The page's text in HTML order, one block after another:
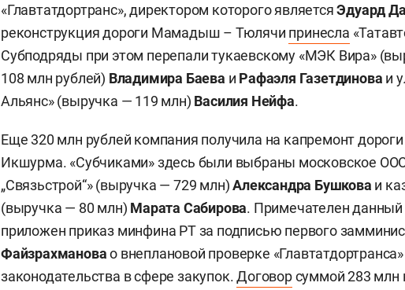
«Главтатдортранс», директором которого являетсяЭдуард
реконструкция дороги Мамадыш – Тюлячи принесла
Субподряды при этом перепали тукаевскому «МЭК Вира»
108 млн рублей) Владимира Баева и Рафаэля Газетдинова и
Альянс» (выручка — 119 млн) Василия Нейфа.
Еще 320 млн рублей компания получила на капремонт
Икшурма. «Субчиками» здесь были выбраны московское
„Связьстрой“» (выручка — 729 млн)Александра Бушкова и
(выручка — 80 млн) Марата Сабирова. Примечателен данный
приложен приказ минфина РТ за подписью первого
Файзрахмановао внеплановой проверке
законодательства в сфере закупок.Договорсуммой 283 млн